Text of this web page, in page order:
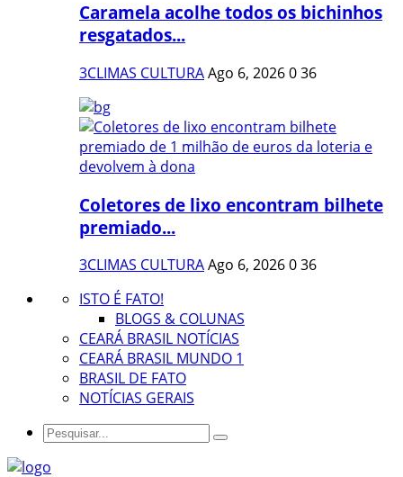
Caramela acolhe todos os bichinhos
resgatados...
3CLIMAS CULTURAAgo 6, 2026036
Coletores de lixo encontram bilhete
premiado...
3CLIMAS CULTURAAgo 6, 2026036
ISTO É FATO!
BLOGS & COLUNAS
CEARÁ BRASIL NOTÍCIAS
CEARÁ BRASIL MUNDO 1
BRASIL DE FATO
NOTÍCIAS GERAIS